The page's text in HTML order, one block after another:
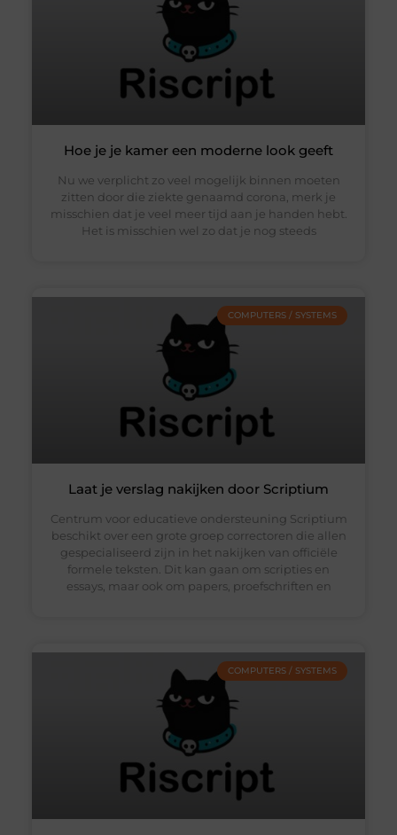
Hoe je je kamer een moderne look geeft
Nu we verplicht zo veel mogelijk binnen moeten
zitten door die ziekte genaamd corona, merk je
misschien dat je veel meer tijd aan je handen hebt.
Het is misschien wel zo dat je nog steeds
COMPUTERS / SYSTEMS
Laat je verslag nakijken door Scriptium
Centrum voor educatieve ondersteuning Scriptium
beschikt over een grote groep correctoren die allen
gespecialiseerd zijn in het nakijken van officiële
formele teksten. Dit kan gaan om scripties en
essays, maar ook om papers, proefschriften en
COMPUTERS / SYSTEMS